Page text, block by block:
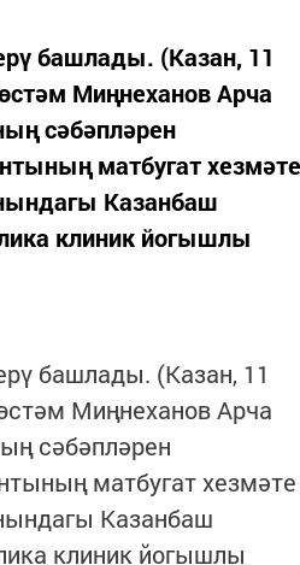
башлады. (Казан, 11
Миңнеханов Арча
сәбәпләрен
матбугат хезмәте
Казанбаш
клиник йогышлы
башлады. (Казан, 11
Миңнеханов Арча
сәбәпләрен
матбугат хезмәте
Казанбаш
клиник йогышлы